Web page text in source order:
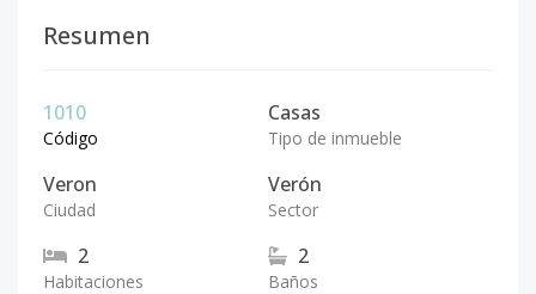
Resumen
1010
Código
Casas
Tipo de inmueble
Veron
Ciudad
Verón
Sector
2
Habitaciones
2
Baños